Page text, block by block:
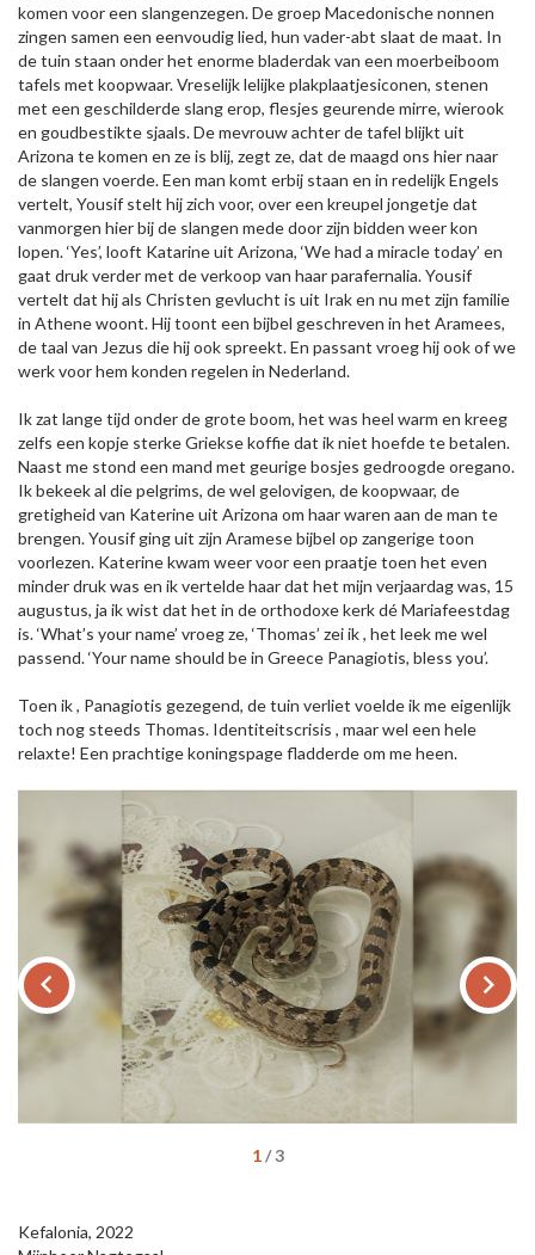
komen voor een slangenzegen. De groep Macedonische nonnen
zingen samen een eenvoudig lied, hun vader-abt slaat de maat. In
de tuin staan onder het enorme bladerdak van een moerbeiboom
tafels met koopwaar. Vreselijk lelijke plakplaatjesiconen, stenen
met een geschilderde slang erop, flesjes geurende mirre, wierook
en goudbestikte sjaals. De mevrouw achter de tafel blijkt uit
Arizona te komen en ze is blij, zegt ze, dat de maagd ons hier naar
de slangen voerde. Een man komt erbij staan en in redelijk Engels
vertelt, Yousif stelt hij zich voor, over een kreupel jongetje dat
vanmorgen hier bij de slangen mede door zijn bidden weer kon
lopen. ‘Yes’, looft Katarine uit Arizona, ‘We had a miracle today’ en
gaat druk verder met de verkoop van haar parafernalia. Yousif
vertelt dat hij als Christen gevlucht is uit Irak en nu met zijn familie
in Athene woont. Hij toont een bijbel geschreven in het Aramees,
de taal van Jezus die hij ook spreekt. En passant vroeg hij ook of we
werk voor hem konden regelen in Nederland.
Ik zat lange tijd onder de grote boom, het was heel warm en kreeg
zelfs een kopje sterke Griekse koffie dat ik niet hoefde te betalen.
Naast me stond een mand met geurige bosjes gedroogde oregano.
Ik bekeek al die pelgrims, de wel gelovigen, de koopwaar, de
gretigheid van Katerine uit Arizona om haar waren aan de man te
brengen. Yousif ging uit zijn Aramese bijbel op zangerige toon
voorlezen. Katerine kwam weer voor een praatje toen het even
minder druk was en ik vertelde haar dat het mijn verjaardag was, 15
augustus, ja ik wist dat het in de orthodoxe kerk dé Mariafeestdag
is. ‘What’s your name’ vroeg ze, ‘Thomas’ zei ik , het leek me wel
passend. ‘Your name should be in Greece Panagiotis, bless you’.
Toen ik , Panagiotis gezegend, de tuin verliet voelde ik me eigenlijk
toch nog steeds Thomas. Identiteitscrisis , maar wel een hele
relaxte! Een prachtige koningspage fladderde om me heen.
keyboard_arrow_left keyboard_arrow_right
1/3
Kefalonia, 2022